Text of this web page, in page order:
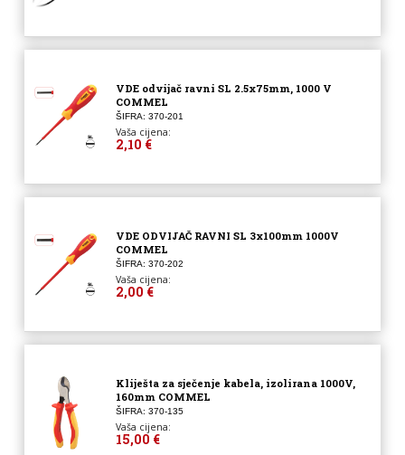
VDE odvijač ravni SL 2.5x75mm, 1000 V
COMMEL
ŠIFRA: 370-201
Vaša cijena:
2,10 €
VDE ODVIJAČ RAVNI SL 3x100mm 1000V
COMMEL
ŠIFRA: 370-202
Vaša cijena:
2,00 €
Kliješta za sječenje kabela, izolirana 1000V,
160mm COMMEL
ŠIFRA: 370-135
Vaša cijena:
15,00 €